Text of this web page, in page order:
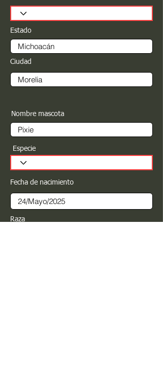
Estado
Ciudad
Nombre mascota
Especie
Fecha de nacimiento
Raza